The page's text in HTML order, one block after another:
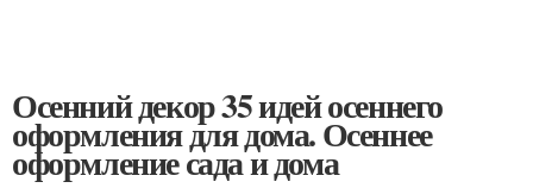
Осенний декор 35 идей осеннего
оформления для дома. Осеннее
оформление сада и дома